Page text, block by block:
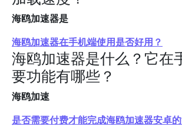
海鸥加速器是
海鸥加速器在手机端使用是否好用？
海鸥加速器是什么？它在
要功能有哪些？
海鸥加速
是否需要付费才能完成海鸥加速器安卓